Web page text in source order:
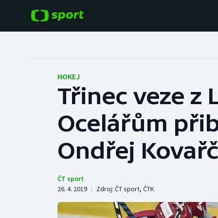
Hokej
Tenis
Atletika
Baseball a softbal
Basketbal
Biatlon
HOKEJ
Třinec veze z
Ocelářům
Ondřej
ČT sport
26. 4. 2019 | Zdroj: ČT sport, ČTK